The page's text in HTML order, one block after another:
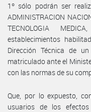
1º sólo podrán ser
ADMINISTRACION
TECNOLOGIA
establecimientos
Dirección Técnica de
matriculado ante el
con las normas de su
Que, por lo expuesto,
usuarios de los